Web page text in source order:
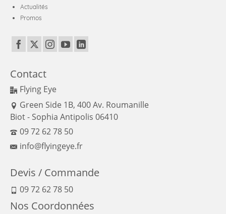
Actualités
Promos
Contact
Flying Eye
Green Side 1B, 400 Av. Roumanille
Biot - Sophia Antipolis 06410
09 72 62 78 50
info@flyingeye.fr
Devis / Commande
09 72 62 78 50
Nos Coordonnées